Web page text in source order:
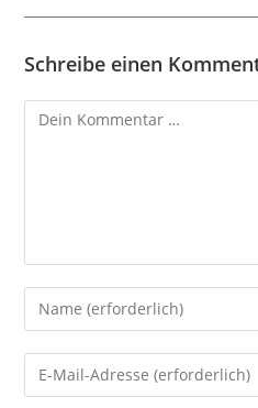
Schreibe einen
Kommentar
Gib
deinen
Namen
oder
Gib
deine